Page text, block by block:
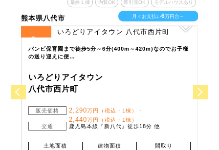
熊本県八代市
最終１棟 内覧OK 即引渡OK モデルハウスあり
月々お支払い6万円台～
2
バンビ保育園まで徒歩5分～6分(400m～420m)なのでお子様
の送り迎えに便…
いろどりアイタウン
八代市西片町
販売価格 2,290万円（税込・1棟）・
2,440万円（税込・1棟）
交通
鹿児島本線『新八代』徒歩18分 他
土地面積
建物面積
間取り